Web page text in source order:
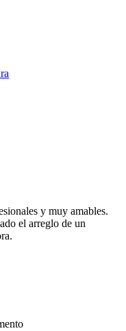
y muy amables.
el arreglo de un